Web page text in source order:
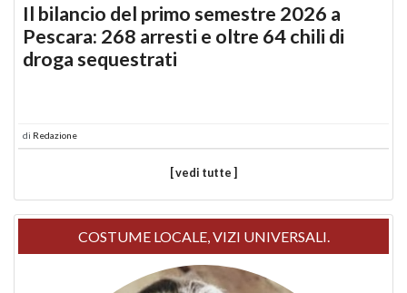
Il bilancio del primo semestre 2026 a
Pescara: 268 arresti e oltre 64 chili di
droga sequestrati
di Redazione
[ vedi tutte ]
COSTUME LOCALE, VIZI UNIVERSALI.